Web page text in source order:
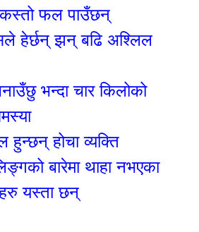
कस्तो फल पाउँछन्
हेर्छन् झन् बढि अश्लिल
भन्दा चार किलोको
हुन्छन् होचा व्यक्ति
बारेमा थाहा नभएका
यस्ता छन्